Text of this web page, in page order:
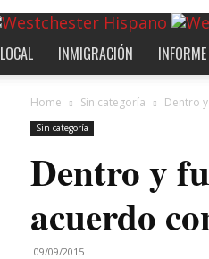
LOCAL INMIGRACIÓN
Home Sin categoría Dentro
Sin categoría
Dentro y
acuerdo
09/09/2015